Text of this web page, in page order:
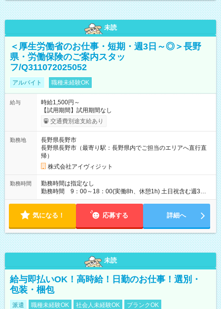
未読
＜厚生労働省のお仕事・短期・週3日～◎＞長野
県・労働保険のご案内スタッ
フ/Q311072025052
アルバイト 職種未経験OK
給与
時給1,500円～
【試用期間】試用期間なし
交通費別途支給あり
勤務地
長野県長野市
長野県長野市（最寄り駅：長野県内でご担当のエリアへ直行直
帰）
株式会社アイヴィジット
勤務時間
勤務時間は指定なし
勤務時間 9：00～18：00(実働8h、休憩1h) 土日祝含む週3日
～OK、シフト制 ※もちろん週5日勤務もOK♪ 勤務期間：2026
気になる！ 応募する 詳細へ
未読
給与即払いOK！高時給！日勤のお仕事！選別・
包装・梱包
派遣 職種未経験OK 社会人未経験OK
ブランクOK